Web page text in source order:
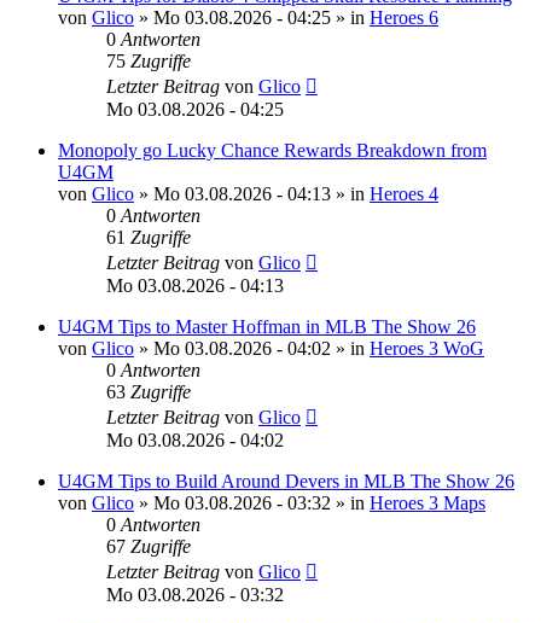
von Glico » Mo 03.08.2026 - 04:25 » in Heroes 6
0 Antworten
75 Zugriffe
Letzter Beitrag von Glico
Mo 03.08.2026 - 04:25
Monopoly go Lucky Chance Rewards Breakdown from
U4GM
von Glico » Mo 03.08.2026 - 04:13 » in Heroes 4
0 Antworten
61 Zugriffe
Letzter Beitrag von Glico
Mo 03.08.2026 - 04:13
U4GM Tips to Master Hoffman in MLB The Show 26
von Glico » Mo 03.08.2026 - 04:02 » in Heroes 3 WoG
0 Antworten
63 Zugriffe
Letzter Beitrag von Glico
Mo 03.08.2026 - 04:02
U4GM Tips to Build Around Devers in MLB The Show 26
von Glico » Mo 03.08.2026 - 03:32 » in Heroes 3 Maps
0 Antworten
67 Zugriffe
Letzter Beitrag von Glico
Mo 03.08.2026 - 03:32